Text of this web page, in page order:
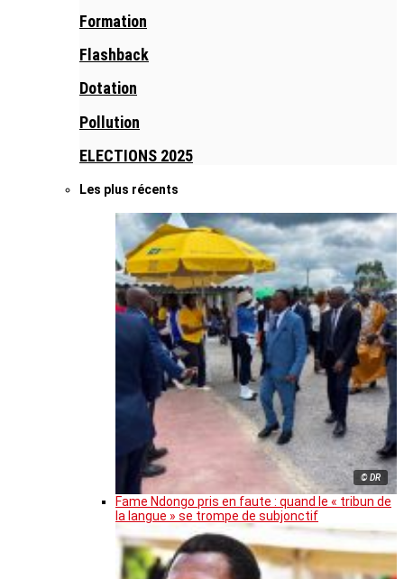
Formation
Flashback
Dotation
Pollution
ELECTIONS 2025
Les plus récents
© DR
Fame Ndongo pris en faute : quand le « tribun de
la langue » se trompe de subjonctif